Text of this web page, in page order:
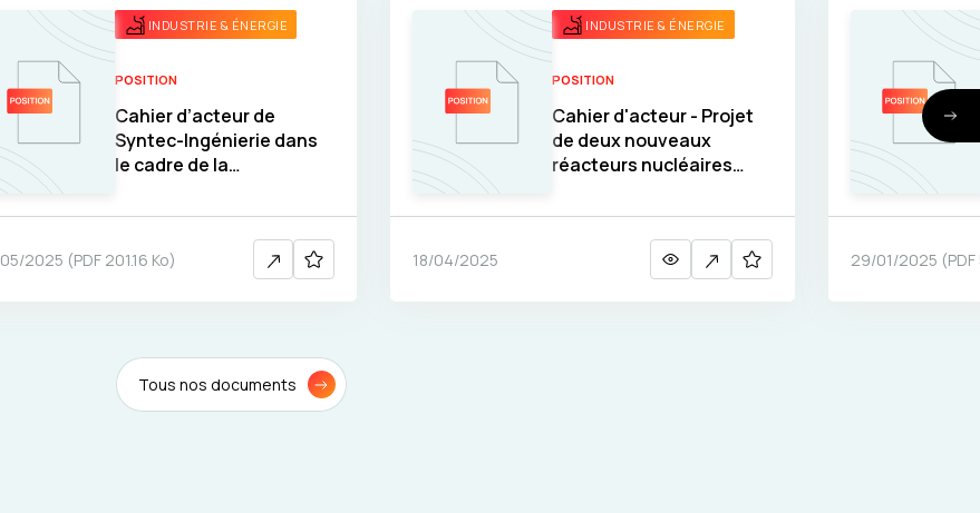
INDUSTRIE & ÉNERGIE
POSITION
Cahier d’acteur de
Syntec-Ingénierie dans
le cadre de la
France Transports »
2025 (PDF 201.16 Ko)
INDUSTRIE & ÉNERGIE
POSITION
Cahier d'acteur - Projet
de deux nouveaux
réacteurs nucléaires
18/04/2025 29/01/2025 (PDF
Tous nos documents